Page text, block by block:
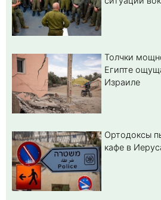
Толчки
Египте
Израиле
Ортодоксы
кафе в